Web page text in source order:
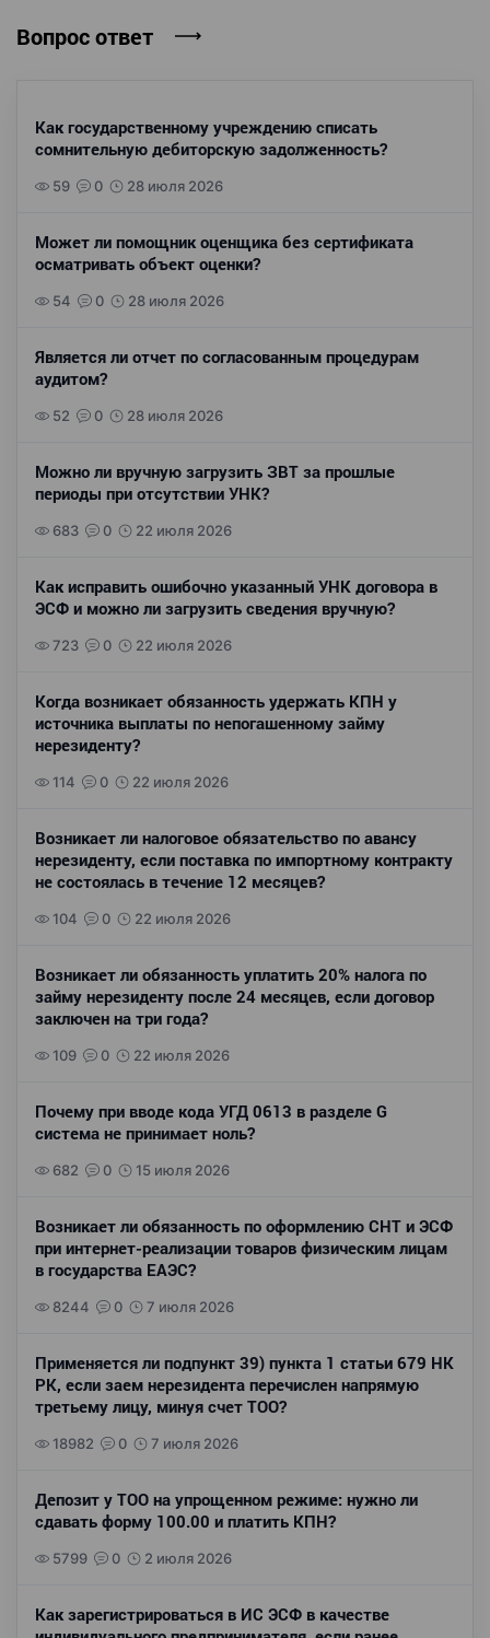
Вопрос ответ
Как государственному учреждению списать
сомнительную дебиторскую задолженность?
59 0 28 июля 2026
Может ли помощник оценщика без сертификата
осматривать объект оценки?
54 0 28 июля 2026
Является ли отчет по согласованным процедурам
аудитом?
52 0 28 июля 2026
Можно ли вручную загрузить ЗВТ за прошлые
периоды при отсутствии УНК?
683 0 22 июля 2026
Как исправить ошибочно указанный УНК договора в
ЭСФ и можно ли загрузить сведения вручную?
723 0 22 июля 2026
Когда возникает обязанность удержать КПН у
источника выплаты по непогашенному займу
нерезиденту?
114 0 22 июля 2026
Возникает ли налоговое обязательство по авансу
нерезиденту, если поставка по импортному контракту
не состоялась в течение 12 месяцев?
104 0 22 июля 2026
Возникает ли обязанность уплатить 20% налога по
займу нерезиденту после 24 месяцев, если договор
заключен на три года?
109 0 22 июля 2026
Почему при вводе кода УГД 0613 в разделе G
система не принимает ноль?
682 0 15 июля 2026
Возникает ли обязанность по оформлению СНТ и ЭСФ
при интернет-реализации товаров физическим лицам
в государства ЕАЭС?
8244 0 7 июля 2026
Применяется ли подпункт 39) пункта 1 статьи 679 НК
РК, если заем нерезидента перечислен напрямую
третьему лицу, минуя счет ТОО?
18982 0 7 июля 2026
Депозит у ТОО на упрощенном режиме: нужно ли
сдавать форму 100.00 и платить КПН?
5799 0 2 июля 2026
Как зарегистрироваться в ИС ЭСФ в качестве